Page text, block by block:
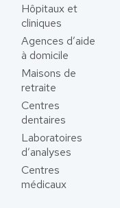
Hôpitaux et
cliniques
Agences d’aide
à domicile
Maisons de
retraite
Centres
dentaires
Laboratoires
d’analyses
Centres
médicaux